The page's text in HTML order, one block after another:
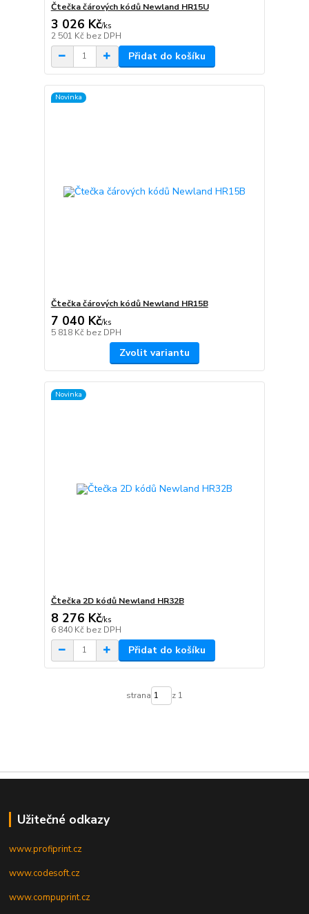
Čtečka čárových kódů Newland HR15U
3 026 Kč/ks
2 501 Kč bez DPH
Přidat do košíku
Novinka
Čtečka čárových kódů Newland HR15B
7 040 Kč/ks
5 818 Kč bez DPH
Zvolit variantu
Novinka
Čtečka 2D kódů Newland HR32B
8 276 Kč/ks
6 840 Kč bez DPH
Přidat do košíku
strana z 1
Užitečné odkazy
www.profiprint.cz
www.codesoft.cz
www.compuprint.cz